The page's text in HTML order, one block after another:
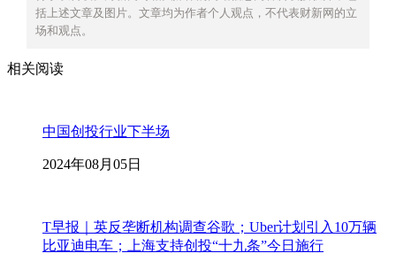
括上述文章及图片。文章均为作者个人观点，不代表财新网的立
场和观点。
相关阅读
中国创投行业下半场
2024年08月05日
T早报｜英反垄断机构调查谷歌；Uber计划引入10万辆
比亚迪电车；上海支持创投“十九条”今日施行